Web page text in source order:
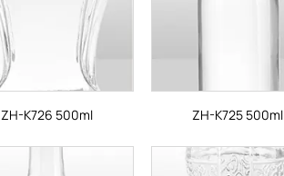
ZH-K726 500ml ZH-K725 500ml